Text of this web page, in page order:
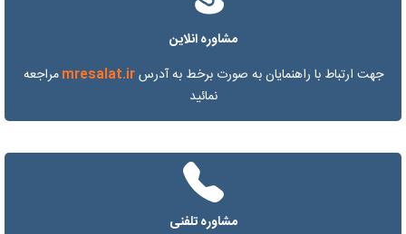
مشاوره انلاین
جهت ارتباط با راهنمایان به صورت برخط به آدرسmresalat.irمراجعه
نمائید
مشاوره تلفنی